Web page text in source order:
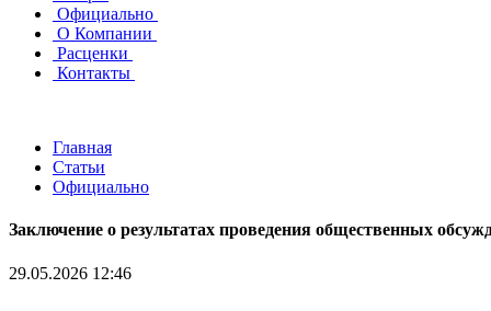
Официально
О Компании
Расценки
Контакты
Главная
Статьи
Официально
Заключение о результатах проведения общественных
29.05.2026 12:46